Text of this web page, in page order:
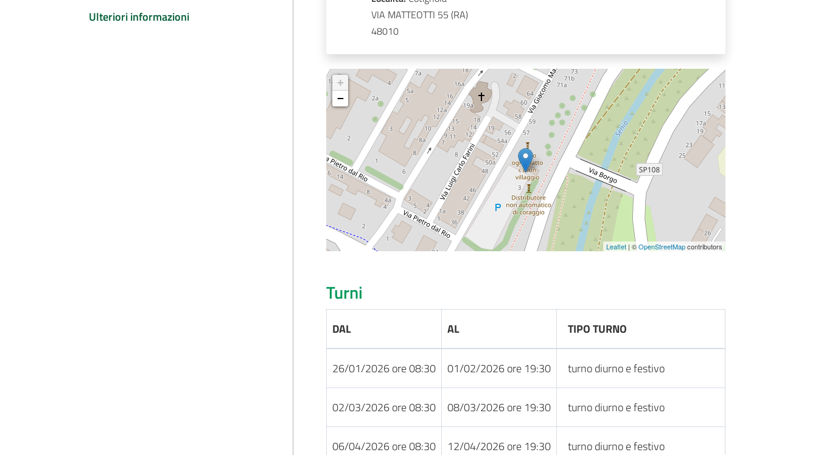
Ulteriori informazioni
VIA MATTEOTTI 55
(RA)
48010
+
−
Leaflet| ©OpenStreetMapcontributors
Turni
DAL AL TIPO TURNO
26/01/2026 ore 08:30 01/02/2026 ore 19:30 turno diurno e festivo
02/03/2026 ore 08:30 08/03/2026 ore 19:30 turno diurno e festivo
06/04/2026 ore 08:30 12/04/2026 ore 19:30 turno diurno e festivo